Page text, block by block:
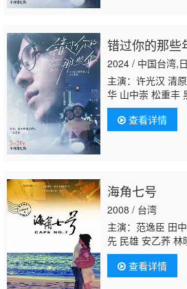
错过你的那些
2024 / 中国台湾,
主演：许光汉 清
华 山中崇 松重丰
晴曾少宗 廖慧珍
查看详情
海角七号
2008 / 台湾
主演：范逸臣 田
先 民雄 安乙荞 林
民 张心妍 李佩甄
轩 李浤嘉 黄西田
淳翔 杨淳言 杨淳
查看详情